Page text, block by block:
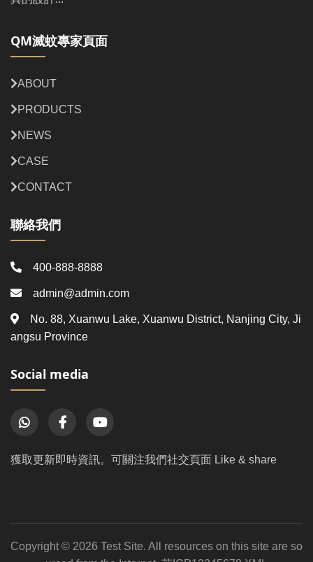
QM滅蚊專家頁面
ABOUT
PRODUCTS
NEWS
CASE
CONTACT
聯絡我們
400-888-8888
admin@admin.com
No. 88, Xuanwu Lake, Xuanwu District, Nanjing City, Ji
angsu Province
Social media
獲取更新即時資訊。可關注我們社交頁面 Like & share
Copyright © 2026 Test Site. All resources on this site are so